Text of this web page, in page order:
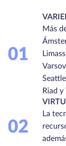
01
Más
Riad y
02
La